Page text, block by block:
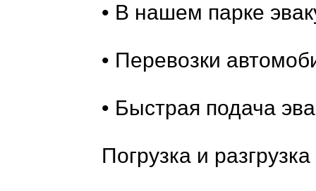
• В нашем парке
• Перевозки
• Быстрая подача
Погрузка и